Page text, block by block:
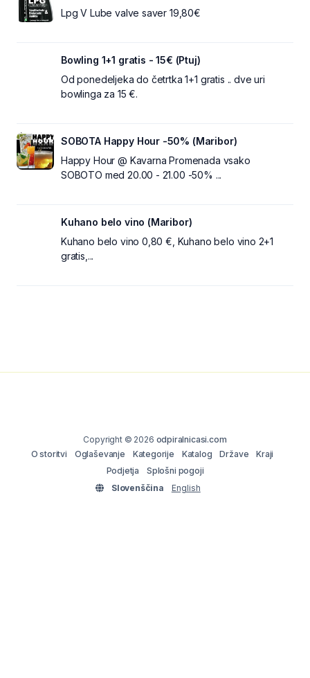
Lpg V Lube valve saver 19,80€
Bowling 1+1 gratis - 15€ (Ptuj)
Od ponedeljeka do četrtka 1+1 gratis .. dve uri
bowlinga za 15 €.
SOBOTA Happy Hour -50% (Maribor)
Happy Hour @ Kavarna Promenada vsako
SOBOTO med 20.00 - 21.00 -50% ...
Kuhano belo vino (Maribor)
Kuhano belo vino 0,80 €, Kuhano belo vino 2+1
gratis,...
Copyright © 2026 odpiralnicasi.com
O storitvi
Oglaševanje Kategorije Katalog Države
Kraji
Podjetja
Splošni pogoji
Slovenščina
English